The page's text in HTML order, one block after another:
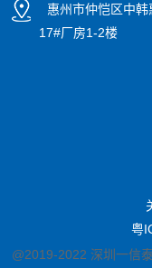
惠州市仲恺区中韩
17#厂房1-2楼
粤
@2019-2022 深圳一信